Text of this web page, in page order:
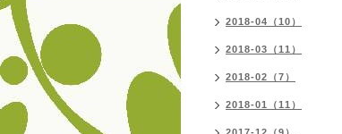
2018-04（10）
2018-03（11）
2018-02（7）
2018-01（11）